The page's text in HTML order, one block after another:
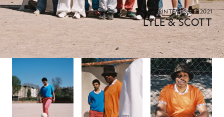
PRINTEMPS-ÉTÉ 2021
LYLE & SCOTT